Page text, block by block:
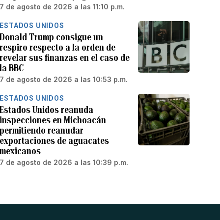
7 de agosto de 2026 a las 11:10 p.m.
ESTADOS UNIDOS
Donald Trump consigue un
respiro respecto a la orden de
revelar sus finanzas en el caso de
la BBC
7 de agosto de 2026 a las 10:53 p.m.
ESTADOS UNIDOS
Estados Unidos reanuda
inspecciones en Michoacán
permitiendo reanudar
exportaciones de aguacates
mexicanos
7 de agosto de 2026 a las 10:39 p.m.